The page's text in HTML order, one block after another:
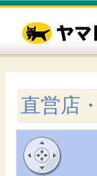
直営店